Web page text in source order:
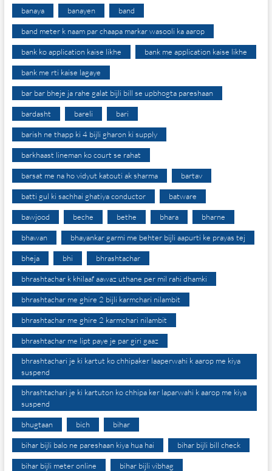
banaya banayen band
band meter k naam par chaapa markar wasooli ka aarop
bank ko application kaise likhe bank me application kaise likhe
bank me rti kaise lagaye
bar bar bheje ja rahe galat bijli bill se upbhogta pareshaan
bardasht bareli bari
barish ne thapp ki 4 bijli gharon ki supply
barkhaast lineman ko court se rahat
barsat me na ho vidyut katouti ak sharma bartav
batti gul ki sachhai ghatiya conductor batware
bawjood beche bethe bhara bharne
bhawan bhayankar garmi me behter bijli aapurti ke prayas tej
bheja bhi bhrashtachar
bhrashtachar k khilaaf aawaz uthane per mil rahi dhamki
bhrashtachar me ghire 2 bijli karmchari nilambit
bhrashtachar me ghire 2 karmchari nilambit
bhrashtachar me lipt paye je par giri gaaz
bhrashtachari je ki kartut ko chhipaker laaperwahi k aarop me kiya
suspend
bhrashtachari je ki kartuton ko chhipa ker laparwahi k aarop me kiya
suspend
bhugtaan bich bihar
bihar bijli balo ne pareshaan kiya hua hai bihar bijli bill check
bihar bijli meter online bihar bijli vibhag